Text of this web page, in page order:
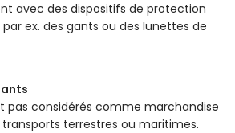
avec des dispositifs de protection
ex. des gants ou des lunettes de
pas considérés comme marchandise
terrestres ou maritimes.